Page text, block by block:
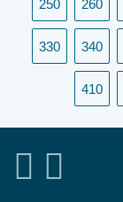
250 260
330 340
410